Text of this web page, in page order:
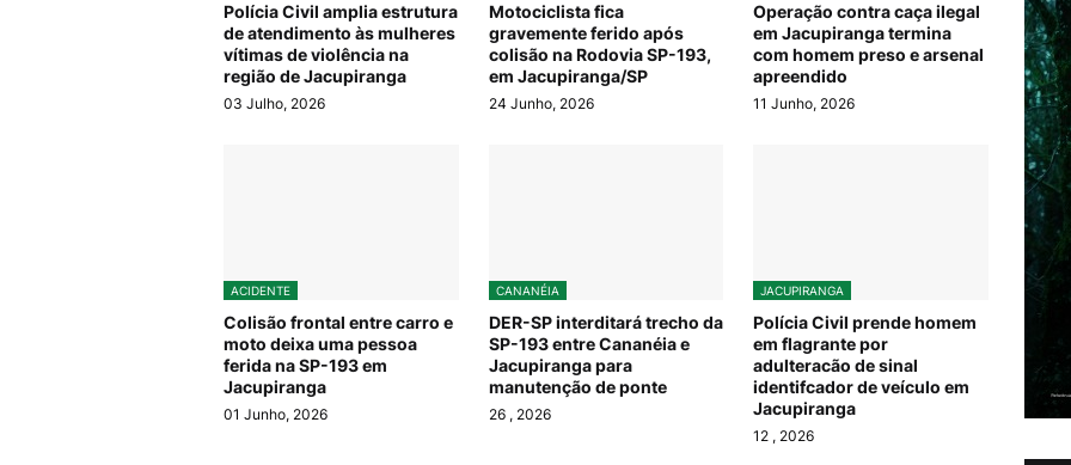
Polícia Civil amplia estrutura
de atendimento às mulheres
vítimas de violência na
região de Jacupiranga
03 Julho, 2026
Motociclista fica
gravemente ferido após
colisão na Rodovia SP-193,
em Jacupiranga/SP
24 Junho, 2026
Operação contra caça ilegal
em Jacupiranga termina
com homem preso e arsenal
apreendido
11 Junho, 2026
ACIDENTE
Colisão frontal entre carro e
moto deixa uma pessoa
ferida na SP-193 em
Jacupiranga
01 Junho, 2026
CANANÉIA
DER-SP interditará trecho da
SP-193 entre Cananéia e
Jacupiranga para
manutenção de ponte
26 , 2026
JACUPIRANGA
Polícia Civil prende homem
em flagrante por
adulteracão de sinal
identifcador de veículo em
Jacupiranga
12 , 2026